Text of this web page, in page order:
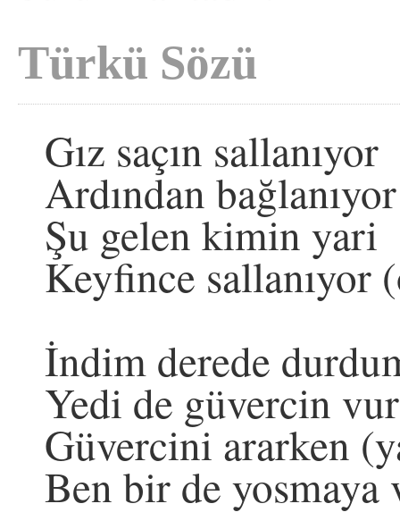
Türkü Sözü
Gız saçın sallanıyor
Ardından
Şu gelen kimin yari
Keyfince sallanıyor
İndim derede
Yedi de güvercin
Güvercini ararken
Ben bir de